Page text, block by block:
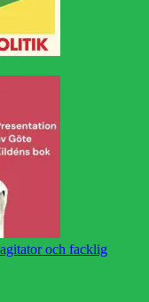
och facklig